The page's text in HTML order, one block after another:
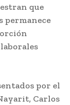
que
permanece
por el
Carlos